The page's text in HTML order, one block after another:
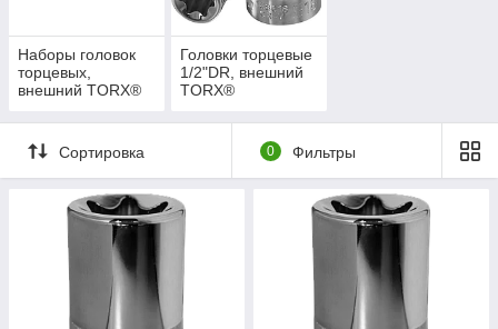
Наборы головок
торцевых,
внешний TORX®
Головки торцевые
1/2"DR, внешний
TORX®
Сортировка 0 Фильтры